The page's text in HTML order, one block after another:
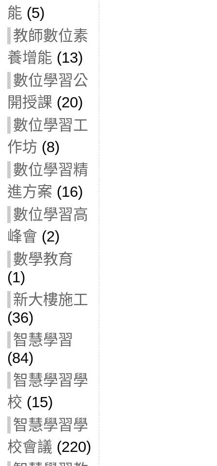
能 (5)
教師數位素
養增能 (13)
數位學習公
開授課 (20)
數位學習工
作坊 (8)
數位學習精
進方案 (16)
數位學習高
峰會 (2)
數學教育
(1)
新大樓施工
(36)
智慧學習
(84)
智慧學習學
校 (15)
智慧學習學
校會議 (220)